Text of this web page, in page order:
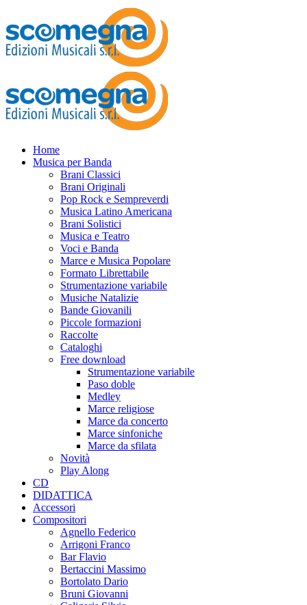
Home
Musica per Banda
Brani Classici
Brani Originali
Pop Rock e Sempreverdi
Musica Latino Americana
Brani Solistici
Musica e Teatro
Voci e Banda
Marce e Musica Popolare
Formato Librettabile
Strumentazione variabile
Musiche Natalizie
Bande Giovanili
Piccole formazioni
Raccolte
Cataloghi
Free download
Strumentazione variabile
Paso doble
Medley
Marce religiose
Marce da concerto
Marce sinfoniche
Marce da sfilata
Novità
Play Along
CD
DIDATTICA
Accessori
Compositori
Agnello Federico
Arrigoni Franco
Bar Flavio
Bertaccini Massimo
Bortolato Dario
Bruni Giovanni